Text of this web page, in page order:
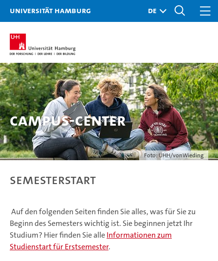
Universität Hamburg
Foto: UHH/vonWieding
Campus-Center
Semesterstart
Auf den folgenden Seiten finden Sie alles, was für Sie zu
Beginn des Semesters wichtig ist. Sie beginnen jetzt Ihr
Studium? Hier finden Sie alleInformationen zum
Studienstart für Erstsemester.